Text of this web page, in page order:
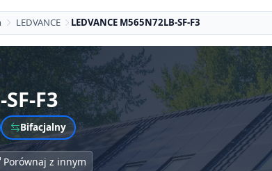
LEDVANCE LEDVANCE M565N72LB-SF-F3
F3
Bifacjalny
Porównaj z innym